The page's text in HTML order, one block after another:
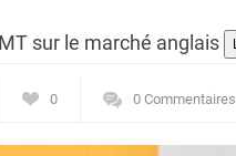
sur le marché anglais
0 0 Commentaires